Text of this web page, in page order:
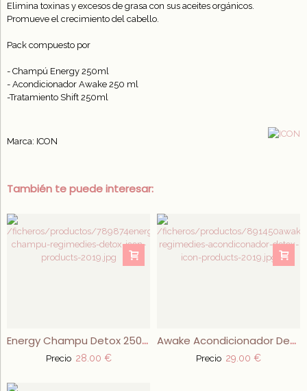
Elimina toxinas y excesos de grasa con sus aceites orgánicos.
Promueve el crecimiento del cabello.
Pack compuesto por
- Champú Energy 250ml
- Acondicionador Awake 250 ml
-Tratamiento Shift 250ml
Marca: ICON
También te puede interesar:
Energy Champu Detox 250 ML
Precio 28.00 €
Awake Acondicionador Detox ICON 250 ML
Precio 29.00 €